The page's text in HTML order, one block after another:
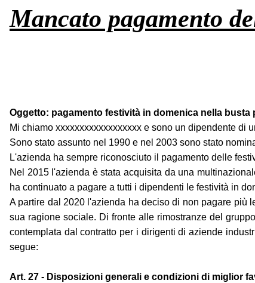
Mancato pagamento
Oggetto: pagamento festività in domenica nella busta
Mi chiamo xxxxxxxxxxxxxxxxxx e sono un dipendente di
Sono stato assunto nel 1990 e nel 2003 sono stato
L'azienda ha sempre riconosciuto il pagamento delle
Nel 2015 l'azienda è stata acquisita da una
ha continuato a pagare a tutti i dipendenti le festività in
A partire dal 2020 l'azienda ha deciso di non pagare più
sua ragione sociale. Di fronte alle rimostranze del
contemplata dal contratto per i dirigenti di aziende
segue:
Art. 27 - Disposizioni generali e condizioni di miglior